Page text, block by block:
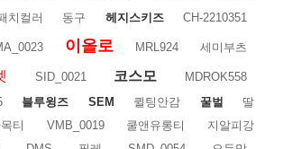
치컬러 동구 헤지스키즈 CH-2210351
이올로 MRL924 세미부츠
SID_0021 코스모
MDROK558
블루윙즈 SEM 퀼팅안감 꿀벌
딸
티 VMB_0019 쿨앤유롱티
지알피강